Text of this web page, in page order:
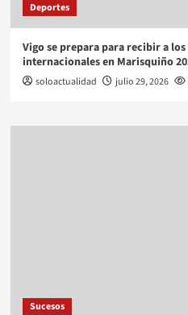
Deportes
Vigo se prepara para recibir a
internacionales en Marisquiño
soloactualidad julio 29, 2026
Sucesos